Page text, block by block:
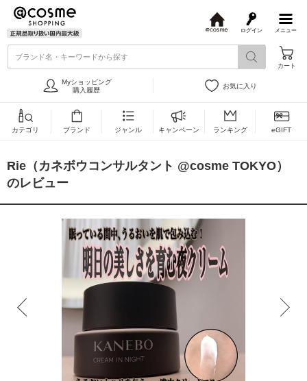
メニュー
ログイン
s
ブランド名・キーワードから探す
カート
Myショッピング
購入履歴
お気に入り
カテゴリ ブランド ジャンル キャンペーン ランキング eGIFT
Rie（カネボウコンサルタント @cosme TOKYO）
のレビュー